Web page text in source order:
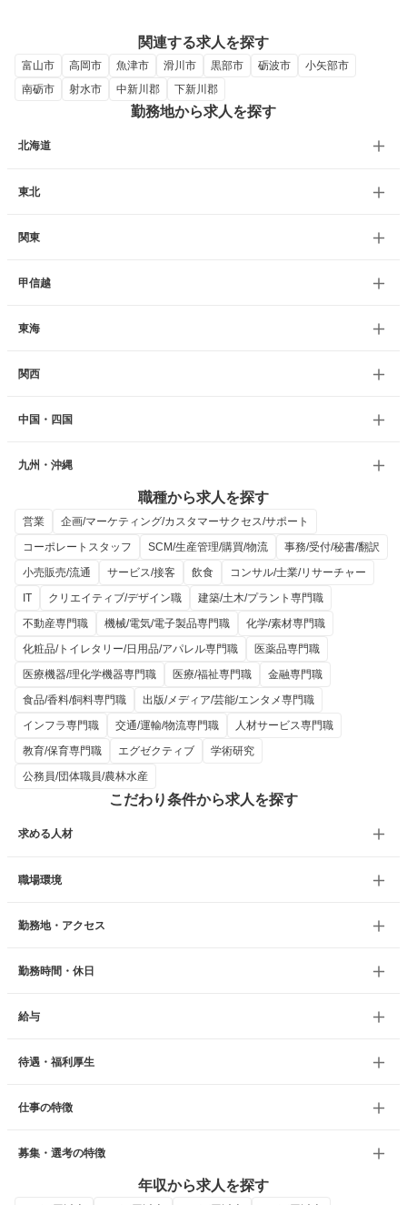
関連する求人を探す
富山市 高岡市 魚津市 滑川市 黒部市 砺波市
小矢部市
南砺市
射水市 中新川郡 下新川郡
勤務地から求人を探す
北海道
東北
関東
甲信越
東海
関西
中国・四国
九州・沖縄
職種から求人を探す
営業
企画/マーケティング/カスタマーサクセス/サポート
コーポレートスタッフ
SCM/生産管理/購買/物流
事務/受付/秘書/翻訳
小売販売/流通
サービス/接客 飲食
コンサル/士業/リサーチャー
IT
クリエイティブ/デザイン職
建築/土木/プラント専門職
不動産専門職
機械/電気/電子製品専門職
化学/素材専門職
化粧品/トイレタリー/日用品/アパレル専門職
医薬品専門職
医療機器/理化学機器専門職
医療/福祉専門職
金融専門職
食品/香料/飼料専門職
出版/メディア/芸能/エンタメ専門職
インフラ専門職
交通/運輸/物流専門職
人材サービス専門職
教育/保育専門職
エグゼクティブ
学術研究
公務員/団体職員/農林水産
こだわり条件から求人を探す
求める人材
職場環境
勤務地・アクセス
勤務時間・休日
給与
待遇・福利厚生
仕事の特徴
募集・選考の特徴
年収から求人を探す